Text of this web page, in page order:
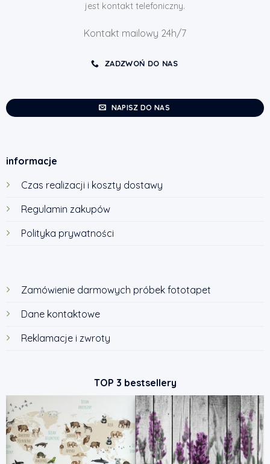
jest kontakt telefoniczny.
Kontakt mailowy 24h/7
ZADZWOŃ DO NAS
NAPISZ DO NAS
informacje
Czas realizacji i koszty dostawy
Regulamin zakupów
Polityka prywatności
Zamówienie darmowych próbek fototapet
Dane kontaktowe
Reklamacje i zwroty
TOP 3 bestsellery